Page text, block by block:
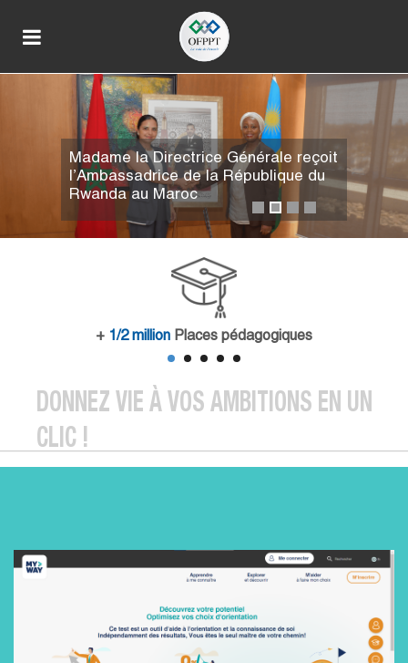
L’OFPPT et le groupe TGCC
s’associent pour accompagner le
développement des compétences
dans le secteur du BTP
+ 1/2 million Places pédagogiques
DONNEZ VIE À VOS AMBITIONS EN UN
CLIC !